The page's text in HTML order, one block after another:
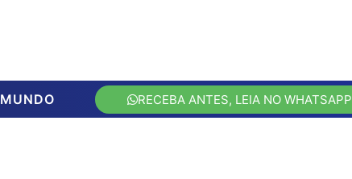
MUNDO RECEBA ANTES, LEIA NO WHATSAPP